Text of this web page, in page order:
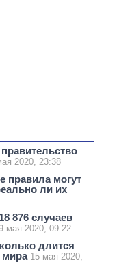
2020, 23:38
правила могут
ли их
876 случаев
мая 2020, 09:22
длится
мира 15 мая 2020,